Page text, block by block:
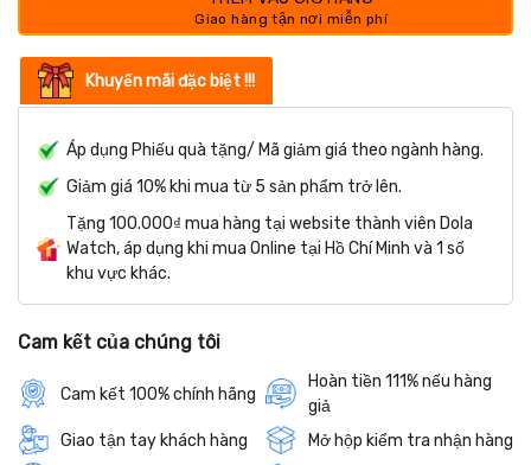
Khuyến mãi đặc biệt !!!
Áp dụng Phiếu quà tặng/ Mã giảm giá theo ngành hàng.
Giảm giá 10% khi mua từ 5 sản phẩm trở lên.
Tặng 100.000₫ mua hàng tại website thành viên Dola
Watch, áp dụng khi mua Online tại Hồ Chí Minh và 1 số
khu vực khác.
Cam kết của chúng tôi
Cam kết 100% chính hãng
Hoàn tiền 111% nếu hàng
giả
Giao tận tay khách hàng
Mở hộp kiểm tra nhận hàng